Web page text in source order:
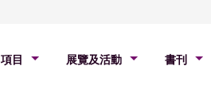
項目 展覽及活動 書刊